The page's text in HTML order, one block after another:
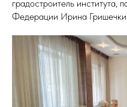
градостроитель института,
Федерации Ирина